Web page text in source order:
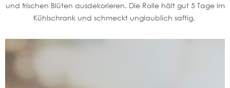
und frischen Blüten ausdekorieren. Die Rolle hält gut 5 Tage im
Kühlschrank und schmeckt unglaublich saftig.